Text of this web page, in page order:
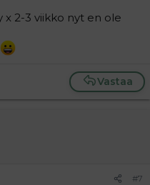
x 2-3 viikko nyt en ole
Vastaa
#7